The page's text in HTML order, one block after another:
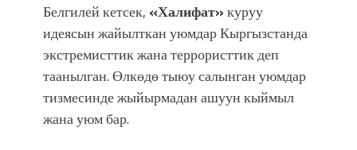
Белгилей кетсек, «Халифат»куруу
идеясын жайылткан уюмдар Кыргызстанда
экстремисттик жана террористтик деп
таанылган. Өлкөдө тыюу салынган уюмдар
тизмесинде жыйырмадан ашуун кыймыл
жана уюм бар.